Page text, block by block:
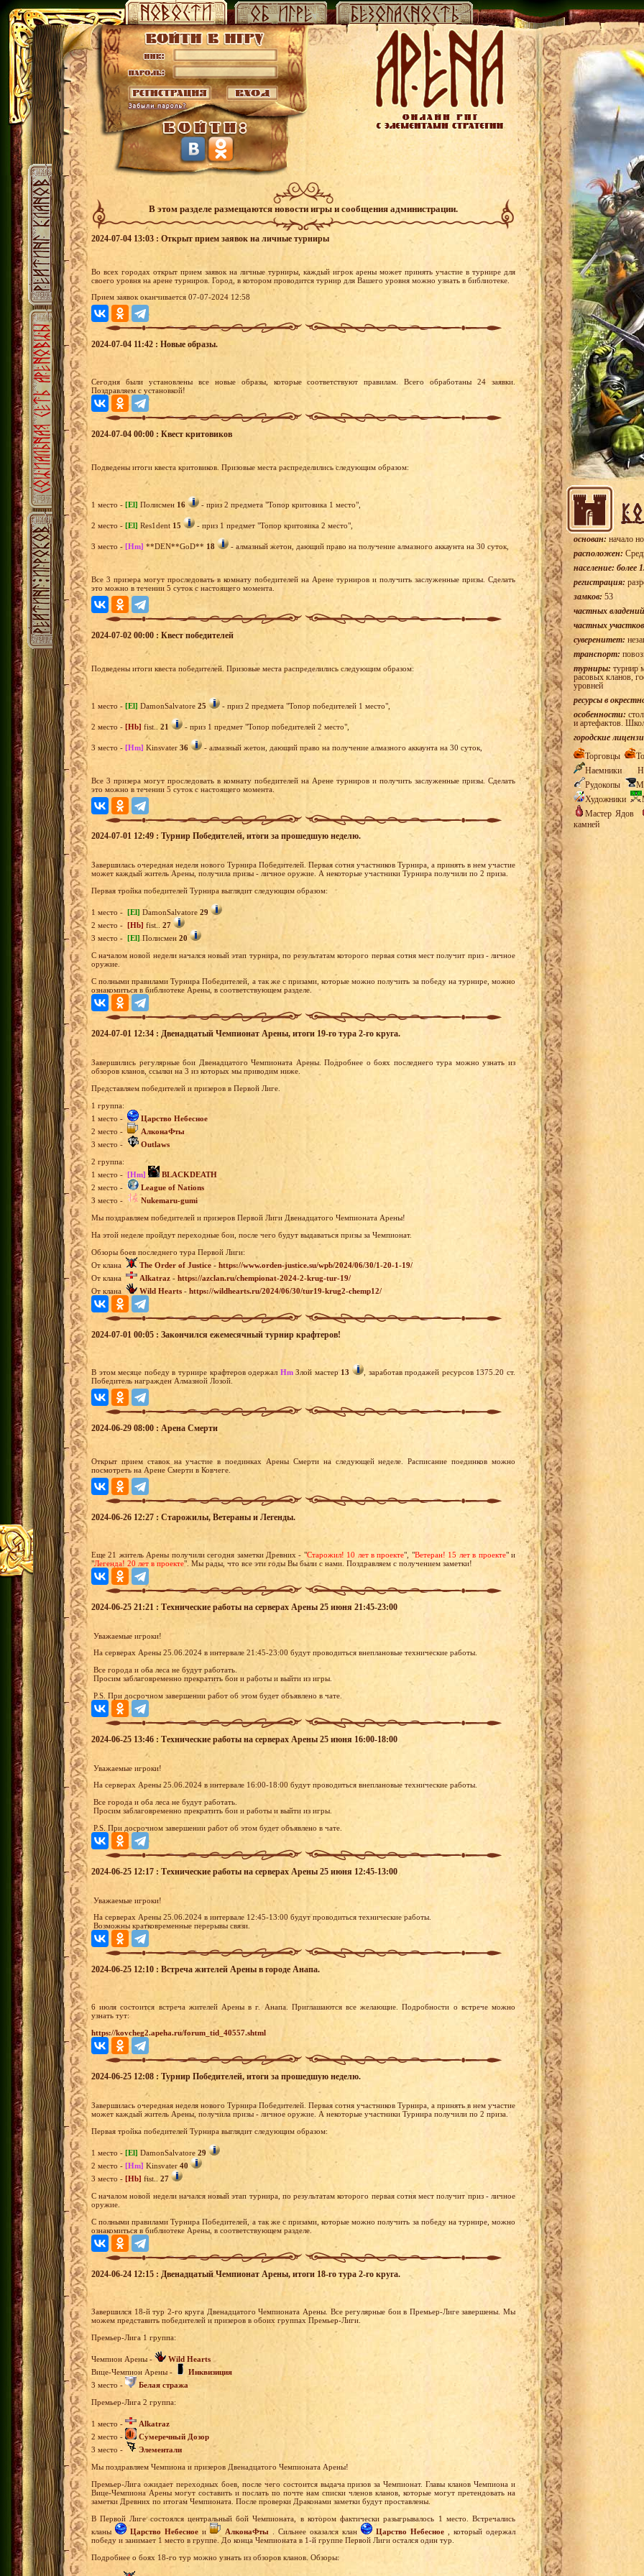
В этом разделе размещаются новости игры и сообщения администрации.
2024-07-04 13:03 : Открыт прием заявок на личные турниры
Во всех городах открыт прием заявок на личные турниры, каждый игрок арены может принять участие в турнире для
своего уровня на арене турниров. Город, в котором проводится турнир для Вашего уровня можно узнать в библиотеке.
Прием заявок оканчивается 07-07-2024 12:58
2024-07-04 11:42 : Новые образы.
Сегодня были установлены все новые образы, которые соответствуют правилам. Всего обработаны 24 заявки.
Поздравляем с установкой!
2024-07-04 00:00 : Квест критовиков
Подведены итоги квеста критовиков. Призовые места распределились следующим образом:
1 место - [El] Полисмен 16 - приз 2 предмета "Топор критовика 1 место",
2 место - [El] Res1dent 15 - приз 1 предмет "Топор критовика 2 место",
3 место - [Hm] **DEN**GoD** 18 - алмазный жетон, дающий право на получение алмазного аккаунта на 30 суток,
Все 3 призера могут проследовать в комнату победителей на Арене турниров и получить заслуженные призы. Сделать
это можно в течении 5 суток с настоящего момента.
2024-07-02 00:00 : Квест победителей
Подведены итоги квеста победителей. Призовые места распределились следующим образом:
1 место - [El] DamonSalvatore 25 - приз 2 предмета "Топор победителей 1 место",
2 место - [Hb] fist.. 21 - приз 1 предмет "Топор победителей 2 место",
3 место - [Hm] Kinsvater 36 - алмазный жетон, дающий право на получение алмазного аккаунта на 30 суток,
Все 3 призера могут проследовать в комнату победителей на Арене турниров и получить заслуженные призы. Сделать
это можно в течении 5 суток с настоящего момента.
2024-07-01 12:49 : Турнир Победителей, итоги за прошедшую неделю.
Завершилась очередная неделя нового Турнира Победителей. Первая сотня участников Турнира, а принять в нем участие
может каждый житель Арены, получила призы - личное оружие. А некоторые участники Турнира получили по 2 приза.
Первая тройка победителей Турнира выглядит следующим образом:
1 место - [El] DamonSalvatore 29
2 место -
[Hb] fist.. 27
3 место -
[El]Полисмен 20
С началом новой недели начался новый этап турнира, по результатам которого первая сотня мест получит приз - личное
оружие.
С полными правилами Турнира Победителей, а так же с призами, которые можно получить за победу на турнире, можно
ознакомиться в библиотеке Арены, в соответствующем разделе.
2024-07-01 12:34 : Двенадцатый Чемпионат Арены, итоги 19-го тура 2-го круга.
Завершились регулярные бои Двенадцатого Чемпионата Арены. Подробнее о боях последнего тура можно узнать из
обзоров кланов, ссылки на 3 из которых мы приводим ниже.
Представляем победителей и призеров в Первой Лиге.
1 группа:
1 место -
Царство Небесное
2 место -
АлконаФты
3 место -
Outlaws
2 группа:
1 место -
[Hm]
BLACKDEATH
2 место -
League of Nations
3 место -
Nukemaru-gumi
Мы поздравляем победителей и призеров Первой Лиги Двенадцатого Чемпионата Арены!
На этой неделе пройдут переходные бои, после чего будут выдаваться призы за Чемпионат.
Обзоры боев последнего тура Первой Лиги:
От клана
The Order of Justice - https://www.orden-justice.su/wpb/2024/06/30/1-20-1-19/
От клана
Alkatraz - https://azclan.ru/chempionat-2024-2-krug-tur-19/
От клана
Wild Hearts - https://wildhearts.ru/2024/06/30/tur19-krug2-chemp12/
2024-07-01 00:05 : Закончился ежемесячный турнир крафтеров!
В этом месяце победу в турнире крафтеров одержал HmЗлой мастер 13
, заработав продажей ресурсов 1375.20 ст.
Победитель награжден Алмазной Лозой.
2024-06-29 08:00 : Арена Смерти
Открыт прием ставок на участие в поединках Арены Смерти на следующей неделе. Расписание поединков можно
посмотреть на Арене Смерти в Ковчеге.
2024-06-26 12:27 : Старожилы, Ветераны и Легенды.
Еще 21 житель Арены получили сегодня заметки Древних - "Старожил! 10 лет в проекте", "Ветеран! 15 лет в проекте" и
"Легенда! 20 лет в проекте". Мы рады, что все эти годы Вы были с нами. Поздравляем с получением заметки!
2024-06-25 21:21 : Технические работы на серверах Арены 25 июня 21:45-23:00
Уважаемые игроки!
На серверах Арены 25.06.2024 в интервале 21:45-23:00 будут проводиться внеплановые технические работы.
Все города и оба леса не будут работать.
Просим заблаговременно прекратить бои и работы и выйти из игры.
P.S. При досрочном завершении работ об этом будет объявлено в чате.
2024-06-25 13:46 : Технические работы на серверах Арены 25 июня 16:00-18:00
Уважаемые игроки!
На серверах Арены 25.06.2024 в интервале 16:00-18:00 будут проводиться внеплановые технические работы.
Все города и оба леса не будут работать.
Просим заблаговременно прекратить бои и работы и выйти из игры.
P.S. При досрочном завершении работ об этом будет объявлено в чате.
2024-06-25 12:17 : Технические работы на серверах Арены 25 июня 12:45-13:00
Уважаемые игроки!
На серверах Арены 25.06.2024 в интервале 12:45-13:00 будут проводиться технические работы.
Возможны кратковременные перерывы связи.
2024-06-25 12:10 : Встреча жителей Арены в городе Анапа.
6 июля состоится встреча жителей Арены в г. Анапа. Приглашаются все желающие. Подробности о встрече можно
узнать тут:
https://kovcheg2.apeha.ru/forum_tid_40557.shtml
2024-06-25 12:08 : Турнир Победителей, итоги за прошедшую неделю.
Завершилась очередная неделя нового Турнира Победителей. Первая сотня участников Турнира, а принять в нем участие
может каждый житель Арены, получила призы - личное оружие. А некоторые участники Турнира получили по 2 приза.
Первая тройка победителей Турнира выглядит следующим образом:
1 место - [El] DamonSalvatore 29
2 место - [Hm] Kinsvater 40
3 место - [Hb] fist.. 27
С началом новой недели начался новый этап турнира, по результатам которого первая сотня мест получит приз - личное
оружие.
С полными правилами Турнира Победителей, а так же с призами, которые можно получить за победу на турнире, можно
ознакомиться в библиотеке Арены, в соответствующем разделе.
2024-06-24 12:15 : Двенадцатый Чемпионат Арены, итоги 18-го тура 2-го круга.
Завершился 18-й тур 2-го круга Двенадцатого Чемпионата Арены. Все регулярные бои в Премьер-Лиге завершены. Мы
можем представить победителей и призеров в обоих группах Премьер-Лиги.
Премьер-Лига 1 группа:
Чемпион Арены -
Wild Hearts
Вице-Чемпион Арены -
Инквизиция
3 место -
Белая стража
Премьер-Лига 2 группа:
1 место -
Alkatraz
2 место -
Сумеречный Дозор
3 место -
Элементали
Мы поздравляем Чемпиона и призеров Двенадцатого Чемпионата Арены!
Премьер-Лига ожидает переходных боев, после чего состоится выдача призов за Чемпионат. Главы кланов Чемпиона и
Вице-Чемпиона Арены могут составить и послать по почте нам списки членов кланов, которые могут претендовать на
заметки Древних по итогам Чемпионата. После проверки Драконами заметки будут проставлены.
В Первой Лиге состоялся центральный бой Чемпионата, в котором фактически разыгрывалось 1 место. Встречались
кланы
Царство Небесное и АлконаФты . Сильнее оказался клан Царство Небесное , который одержал
победу и занимает 1 место в группе. До конца Чемпионата в 1-й группе Первой Лиги остался один тур.
Подробнее о боях 18-го тур можно узнать из обзоров кланов. Обзоры:
основан: начало
расположен:
население: более
регистрация:
замков: 53
частных
частных
суверенитет:
транспорт:
турниры: турнир
расовых кланов,
уровней
ресурсы в
особенности:
и артефактов.
городские
Торговцы
Наемники
Рудокопы
Художники
Мастер Ядов
камней